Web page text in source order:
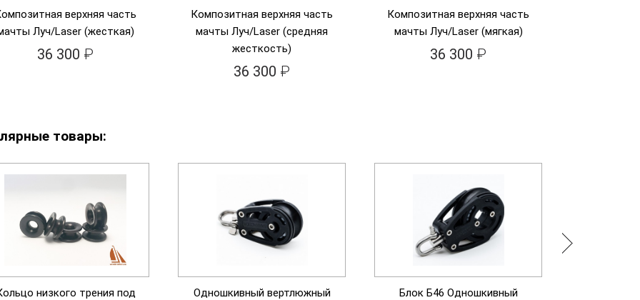
верхняя часть
Луч/Laser (жесткая)
36 300 ₽
Композитная верхняя часть
мачты Луч/Laser (средняя
жесткость)
36 300 ₽
Композитная верхняя часть
мачты Луч/Laser (мягкая)
36 300 ₽
товары:
низкого трения под
Одношкивный вертлюжный
Блок Б46 Одношкивный